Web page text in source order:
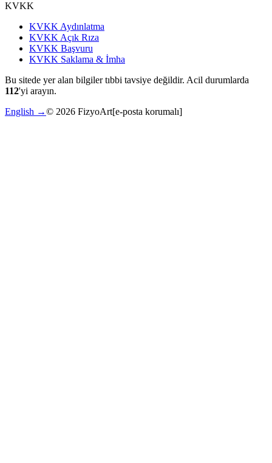
KVKK
KVKK Aydınlatma
KVKK Açık Rıza
KVKK Başvuru
KVKK Saklama & İmha
Bu sitede yer alan bilgiler tıbbi tavsiye değildir. Acil durumlarda
112'yi arayın.
English →© 2026 FizyoArt[e-posta korumalı]